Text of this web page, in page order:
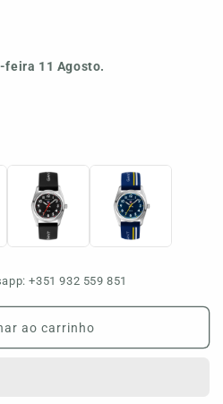
feira 11 Agosto.
+351 932 559 851
ao carrinho